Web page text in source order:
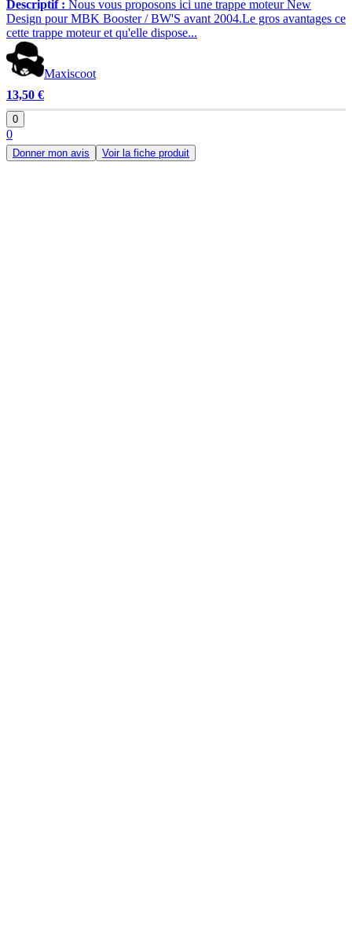
Descriptif : Nous vous proposons ici une trappe moteur New
Design pour MBK Booster / BW'S avant 2004.Le gros avantages ce
cette trappe moteur et qu'elle dispose...
Maxiscoot
13,50 €
0
0
Donner mon avis Voir la fiche produit